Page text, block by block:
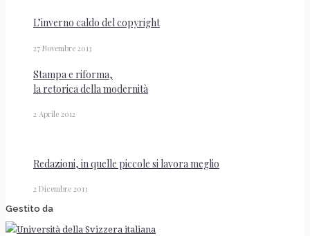
L’inverno caldo del copyright
27 Novembre 2013
Stampa e riforma,
la retorica della modernità
2 Aprile 2012
Redazioni, in quelle piccole si lavora meglio
2 Dicembre 2013
Gestito da